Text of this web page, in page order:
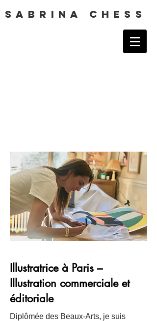
SABRINA CHESS
Illustratrice à Paris –
Illustration commerciale et
éditoriale
Diplômée des Beaux-Arts, je suis